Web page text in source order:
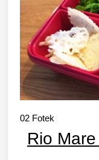
02 Fotek
Rio